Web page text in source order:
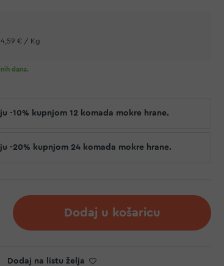
€ / Kg
dana.
-10% kupnjom 12 komada mokre hrane.
-20% kupnjom 24 komada mokre hrane.
Dodaj u košaricu
Dodaj na listu želja